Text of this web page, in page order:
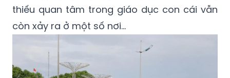
thiếu quan tâm trong giáo dục con cái vẫn
còn xảy ra ở một số nơi…